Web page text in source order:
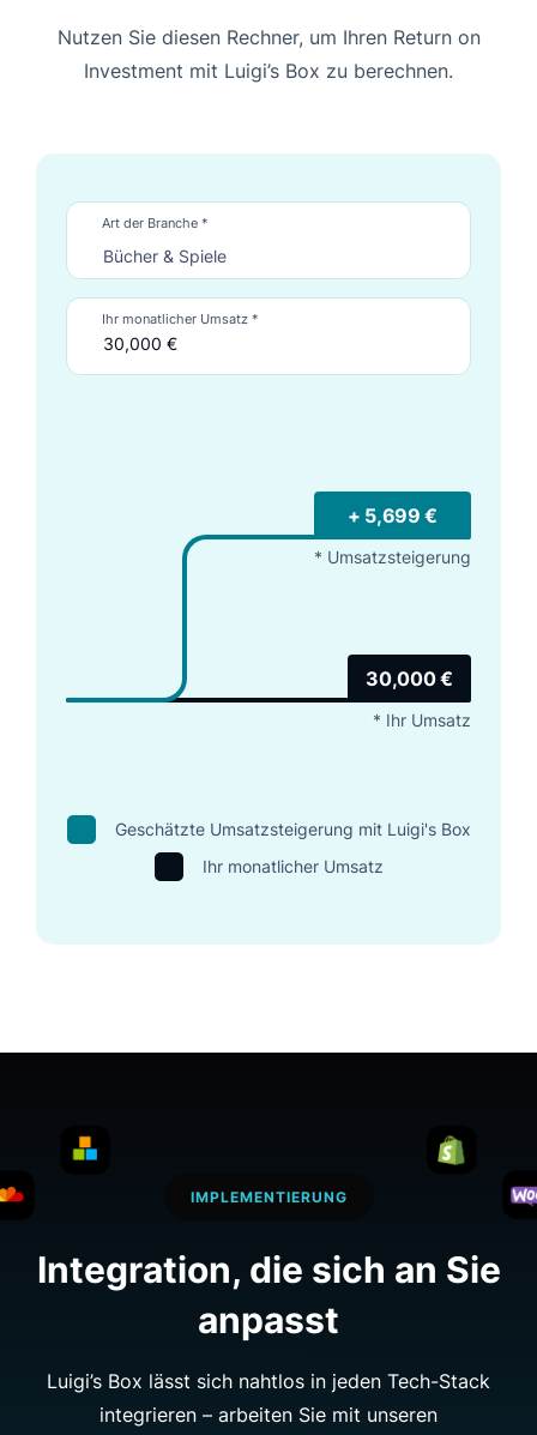
Nutzen Sie diesen Rechner, um Ihren Return on
Investment mit Luigi’s Box zu berechnen.
Art der Branche *
Ihr monatlicher Umsatz *
+ 5,699 €
* Umsatzsteigerung
30,000 €
* Ihr Umsatz
Geschätzte Umsatzsteigerung mit Luigi's Box
Ihr monatlicher Umsatz
IMPLEMENTIERUNG
Integration, die sich an Sie
anpasst
Luigi’s Box lässt sich nahtlos in jeden Tech-Stack
integrieren – arbeiten Sie mit unseren